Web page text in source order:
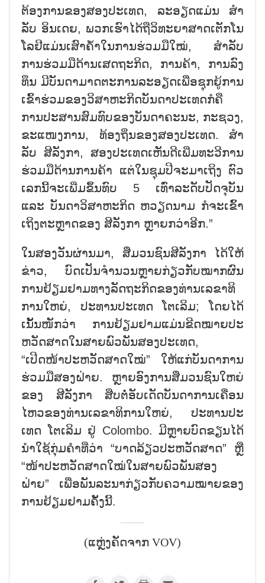
ຕ້ອງການຂອງ​ສອງ​ປະ​ເທດ, ລະ​ອຽດ​ແມ່ນ ສຳ​
ລັບ ອິນ​ເດຍ, ພວກ​ເຮົາ​ໄດ້​ຖື​ວິ​ທະ​ຍາ​ສາດ​ເຕັກ​ໂນ​
ໂລ​ຢີ​ແມ່ນ​ເສົາ​ຄ້ຳ​ໃນ​ການ​ຮ່ວມ​ມື​ໃໝ່, ສຳ​ລັບ​
ການ​ຮ່ວມ​ມື​ດ້ານ​ເສດ​ຖະ​ກິດ, ການ​ຄ້າ, ການ​ລົງ​
ທຶນ ມີ​ບັນ​ດາ​ມາດ​ຕ​ະ​ການ​ລະ​ອຽດ​ເພື່ອ​ຊຸກ​ຍູ້​ການ​
ເຂົ້າ​ຮ່ວມ​ຂອງວິ​ສາ​ຫະ​ກິດ​ບັນ​ດາ​ປະ​ເທດ​ກໍ​ຄື​
ການ​ປະ​ສານ​ສົມ​ທົບ​ຂອງ​ບັນ​ດາ​ຄະ​ນະ, ກະ​ຊວງ,
ຂະ​ແໜງ​ການ, ທ້ອງ​ຖິ່ນ​ຂອງ​ສອງ​ປະ​ເທດ. ສຳ​
ລັບ ສີ​ລັງ​ກາ, ສອງ​ປະ​ເທດ​ເຫັນ​ດີ​ເພີ່ມ​ທະ​ວີ​ການ​
ຮ່ວມ​ມື​ດ້ານ​ການ​ຄ້າ​ ແຕ່​ໃນ​ຊຸມ​ປີ​ຈະ​ມາ​ເຖິງ ຕົວ​
ເລກ​ນີ້​ຈະ​ເພີ່ມ​ຂຶ້ນ​ທົບ 5 ເທົ່າລະ​ດັບ​ປັດ​ຈຸ​ບັນ
ແລະ​ ບັນ​ດາ​ວິ​ສາ​ຫະ​ກິດ ຫວຽດ​ນາມ ກໍ​ຈະ​ເຂົ້າ​
ເຖິງ​ຕະຫຼາດ​ຂອງ ສີ​ລັງ​ກາ ຫຼາຍກວ່າ​ອີກ.”
ໃນ​ສອງວັນ​ຜ່ານ​ມາ, ສື່​ມວນ​ຊົນ​ສີ​ລັງ​ກາ ໄດ້​ໃຫ້​
ຂ່າວ​, ບົດ​ເປັນ​ຈຳ​ນວນຫຼາຍ​ກ່ຽວ​ກັບ​ໝາກ​ຜົນ​
ການ​ຢ້ຽມ​ຢາມ​ທາງ​ລັດ​ຖະ​ກິດ​ຂອງ​ທ່ານ​ເລ​ຂາ​ທິ​
ການ​ໃຫຍ່, ປະ​ທານ​ປະ​ເທດ ໂຕ​ເລິມ; ໂດຍ​ໄດ້​
ເນັ້ນ​ໜັກ​ວ່າ ການ​ຢ້ຽມ​ຢາມ​ແມ່ນ​ຂີດ​ໝາຍ​ປະ​
ຫວັດ​ສາດ​ໃນ​ສາຍ​ພົວ​ພັນ​ສອງ​ປະ​ເທດ,
“ເປີດໜ້າ​ປະ​ຫວັດ​ສາດ​ໃໝ່​” ໃຫ້​ແກ່​ບັນ​ດາ​ການ​
ຮ່ວມ​ມື​ສອງ​ຝ່າຍ. ຫຼາຍ​ອົງ​ການ​ສື່ມວນ​ຊົນ​ໃຫຍ່​
ຂອງ ສີ​ລັງ​ກາ ສືບ​ຕໍ່​ອັບ​ເດັດ​ບັນ​ດາ​ການ​ເຄື່ອນ​
ໄຫວ​ຂອງ​ທ່ານ​ເລ​ຂາ​ທິ​ການ​ໃຫຍ່, ປະ​ທານ​ປະ​
ເທດ ໂຕ​ເລິມ ຢູ່ Colombo. ມີຫຼາຍ​ບົດ​ຂຽນ​ໄດ້​
ນຳ​ໃຊ້​ກຸ່ມ​ຄຳ​ທີ່​ວ່າ “ບາດ​ລ້ຽວ​ປະ​ຫວັ​ດ​ສາດ” ຫຼື
“ໜ້າ​ປະ​ຫວັດ​ສາດໃໝ່​ໃນ​ສາຍ​ພົວ​ພັນ​ສອງ​
ຝ່າຍ” ເພື່ອ​ພັນ​ລະ​ນາ​ກ່ຽວ​ກັບ​ຄວາມ​ໝາຍ​ຂອງ​
ການ​ຢ້ຽມ​ຢາມ​ຄັ້ງ​ນີ້.
(ແຫຼ່ງຄັດຈາກ VOV)